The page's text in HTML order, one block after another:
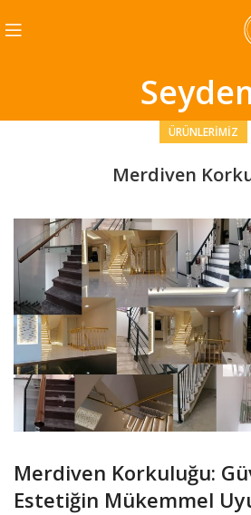
ÜRÜNLERIMIZ
Merdiven
Merdiven Korkuluğu:
Estetiğin Mükemmel